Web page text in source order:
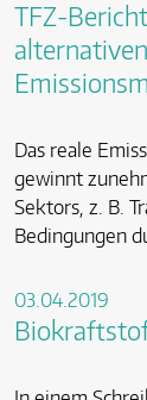
TFZ-
Das reale
gewinnt
Sektors, z. B.
Bedingungen
03.04.2019